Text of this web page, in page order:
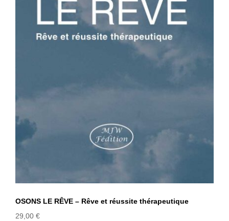
OSONS LE RÊVE – Rêve et réussite
thérapeutique
OSONS LE RÊVE – Rêve et réussite thérapeutique
29,00 €